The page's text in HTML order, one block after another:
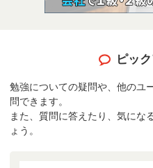
ピッ
勉強についての疑問や、他のユ
問できます。
また、質問に答えたり、気にな
ょう。